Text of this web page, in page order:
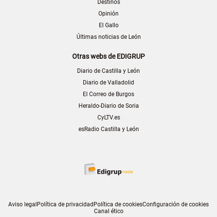
Destinos
Opinión
El Gallo
Últimas noticias de León
Otras webs de EDIGRUP
Diario de Castilla y León
Diario de Valladolid
El Correo de Burgos
Heraldo-Diario de Soria
CyLTV.es
esRadio Castilla y León
Aviso legal Política de privacidad Política de cookiesConfiguración de cookies
Canal ético